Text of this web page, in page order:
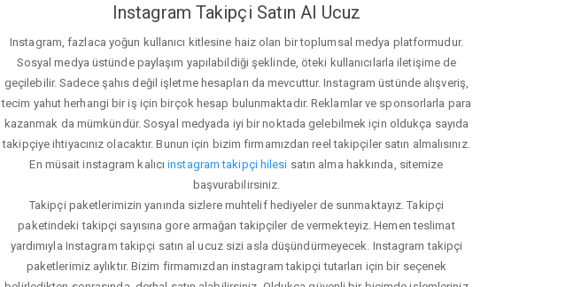
Instagram Takipçi Satın Al Ucuz
Instagram, fazlaca yoğun kullanıcı kitlesine haiz olan bir toplumsal medya platformudur.
Sosyal medya üstünde paylaşım yapılabildiği şeklinde, öteki kullanıcılarla iletişime de
geçilebilir. Sadece şahıs değil işletme hesapları da mevcuttur. Instagram üstünde alışveriş,
tecim yahut herhangi bir iş için birçok hesap bulunmaktadır. Reklamlar ve sponsorlarla para
kazanmak da mümkündür. Sosyal medyada iyi bir noktada gelebilmek için oldukça sayıda
takipçiye ihtiyacınız olacaktır. Bunun için bizim firmamızdan reel takipçiler satın almalısınız.
En müsait instagram kalıcıinstagram takipçi hilesi satın alma hakkında, sitemize
başvurabilirsiniz.
Takipçi paketlerimizin yanında sizlere muhtelif hediyeler de sunmaktayız. Takipçi
paketindeki takipçi sayısına gore armağan takipçiler de vermekteyiz. Hemen teslimat
yardımıyla Instagram takipçi satın al ucuz sizi asla düşündürmeyecek. Instagram takipçi
paketlerimiz aylıktır. Bizim firmamızdan instagram takipçi tutarları için bir seçenek